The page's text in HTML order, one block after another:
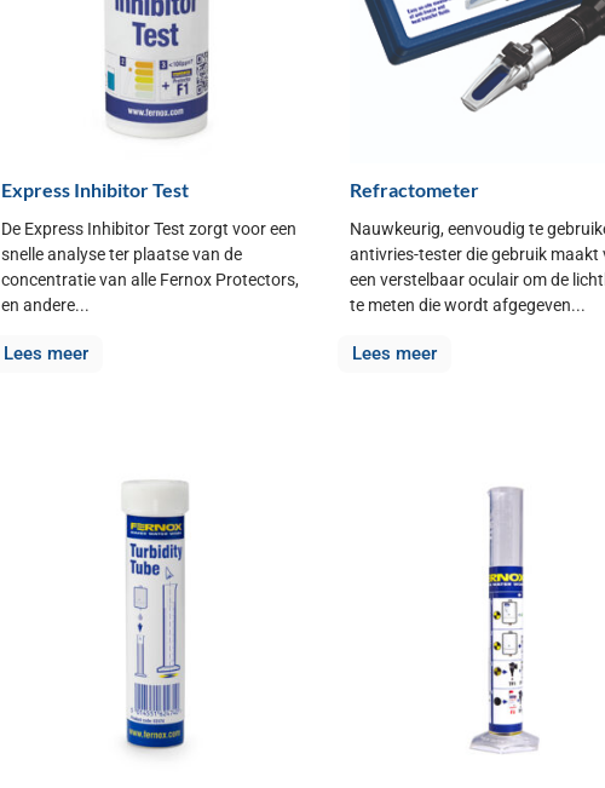
Express Inhibitor Test
De Express Inhibitor Test zorgt voor een
snelle analyse ter plaatse van de
concentratie van alle Fernox Protectors,
en andere...
Lees meer
Refractometer
Nauwkeurig, eenvoudig te
antivries-tester die gebruik maakt
een verstelbaar oculair om de
te meten die wordt afgegeven...
Lees meer